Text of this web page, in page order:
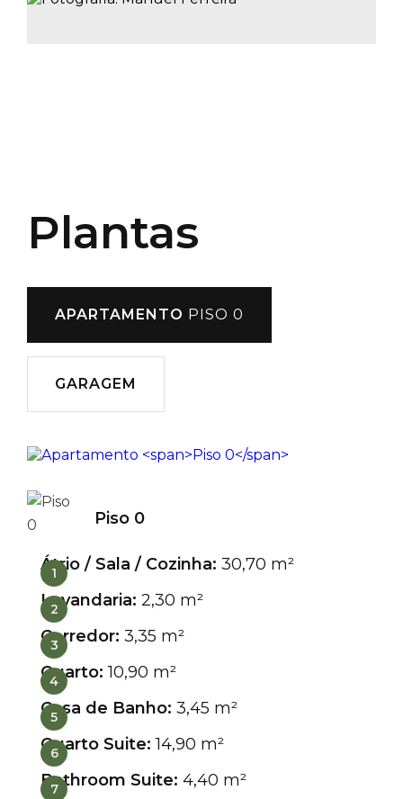
Plantas
APARTAMENTO PISO 0
GARAGEM
Piso 0
1
Átrio / Sala / Cozinha: 30,70 m²
2
Lavandaria: 2,30 m²
3
Corredor: 3,35 m²
4
Quarto:10,90 m²
5
Casa de Banho: 3,45 m²
6
Quarto Suite:14,90 m²
7
Bathroom Suite: 4,40 m²